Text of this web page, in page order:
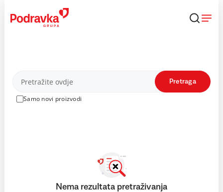
content
Proizvodi
Samo novi proizvodi
Pretraga
Nema rezultata pretraživanja